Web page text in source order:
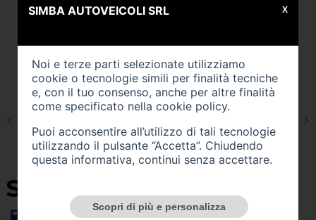
SU QUEST'AUTO
Alimentazione -ibrida
SIMBA AUTOVEICOLI SRL
Noi e terze parti selezionate utilizziamo
cookie o tecnologie simili per finalità tecniche
e, con il tuo consenso, anche per altre finalità
come specificato nella cookie policy.
Puoi acconsentire all’utilizzo di tali tecnologie
utilizzando il pulsante “Accetta”. Chiudendo
questa informativa, continui senza accettare.
Scopri di più e personalizza
X